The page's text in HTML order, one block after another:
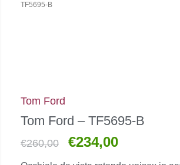
TF5695-B
Tom Ford
Tom Ford – TF5695-B
€260,00
Il
€234,00Il